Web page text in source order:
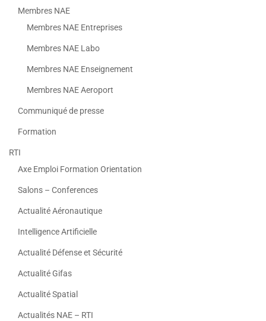
Membres NAE
Membres NAE Entreprises
Membres NAE Labo
Membres NAE Enseignement
Membres NAE Aeroport
Communiqué de presse
Formation
RTI
Axe Emploi Formation Orientation
Salons – Conferences
Actualité Aéronautique
Intelligence Artificielle
Actualité Défense et Sécurité
Actualité Gifas
Actualité Spatial
Actualités NAE – RTI